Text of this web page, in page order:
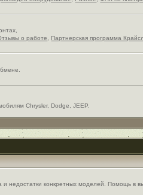
о работе Партнерская программа
Chrysler, Dodge, JEEP.
и недостатки конкретных моделей. Помощь в